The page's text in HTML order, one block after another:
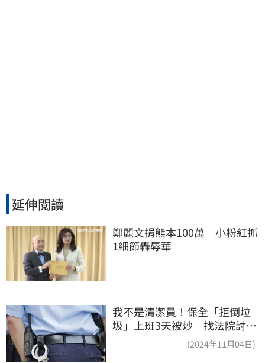
延伸閱讀
鄭麗文捐熊本100萬　小粉紅抓
1細節轟辱華
我不是清潔員！保全「拒倒垃
圾」上班3天被炒 找法院討公
(2024年11月04日)